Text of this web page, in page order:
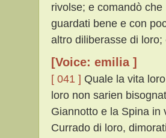
rivolse; e comandò
guardati bene e con
altro diliberasse di
[Voice: emilia ]
[ 041 ] Quale la vita
loro non sarien
Giannotto e la Spina in
Currado di loro,